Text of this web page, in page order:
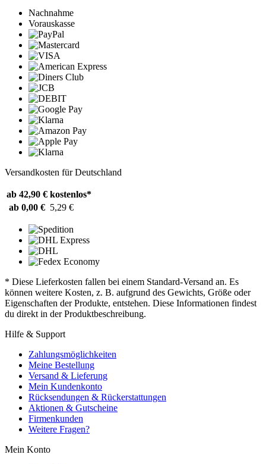
Nachnahme
Vorauskasse
Versandkosten für Deutschland
ab 42,90 € kostenlos*
ab 0,00 € 5,29 €
* Diese Lieferkosten fallen bei einem Standard-Versand an. Es
können weitere Kosten, z. B. aufgrund des Gewichts, Größe oder
Eigenschaften der Produkte, entstehen. Diese Informationen findest
du direkt in der Produktbeschreibung.
Hilfe & Support
Zahlungsmöglichkeiten
Meine Bestellung
Versand & Lieferung
Mein Kundenkonto
Rücksendungen & Rückerstattungen
Aktionen & Gutscheine
Firmenkunden
Weitere Fragen?
Mein Konto